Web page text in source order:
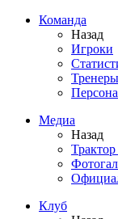
Команда
Назад
Игроки
Тренеры
Медиа
Назад
Клуб